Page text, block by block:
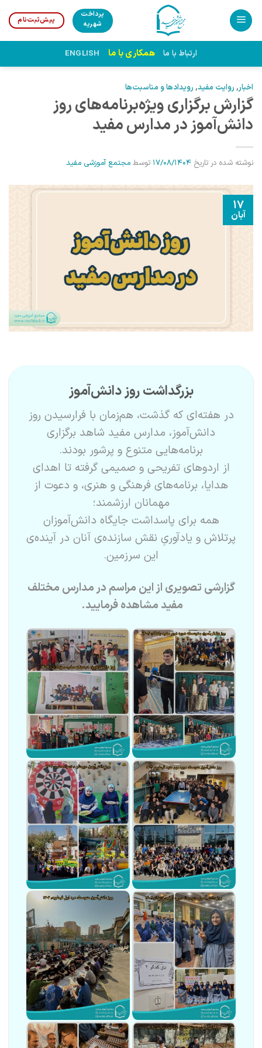
Skip
content
پرداخت
شهریه
پیش‌ثبت‌نام
ارتباط با ما همکاری با ما ENGLISH
اخبار, روایت مفید, رویدادها و مناسبت‌ها
گزارش برگزاری ویژه‌برنامه‌های روز
دانش‌آموز در مدارس مفید
نوشته شده در تاریخ 17/08/1404 توسط مجتمع آموزشی مفید
17
آبان
بزرگداشت روز دانش‌آموز
در هفته‌ای که گذشت، هم‌زمان با فرارسیدن روز
دانش‌آموز، مدارس مفید شاهد برگزاری
برنامه‌هایی متنوع و پرشور بودند.
از اردوهای تفریحی و صمیمی گرفته تا اهدای
هدایا، برنامه‌های فرهنگی و هنری، و دعوت از
مهمانان ارزشمند؛
همه برای پاسداشت جایگاه دانش‌آموزان
پرتلاش و یادآوریِ نقش سازنده‌ی آنان در آینده‌ی
این سرزمین.
گزارشی تصویری از این مراسم در مدارس مختلف
مفید مشاهده فرمایید.